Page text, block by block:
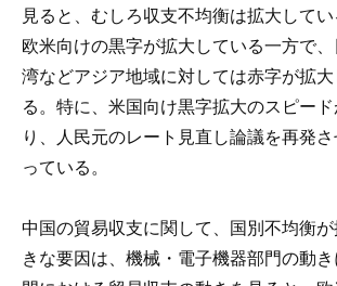
見ると、むしろ収支不均衡は拡大してい
欧米向けの黒字が拡大している一方で
湾などアジア地域に対しては赤字が拡
る。特に、米国向け黒字拡大のスピー
り、人民元のレート見直し論議を再発
っている。
中国の貿易収支に関して、国別不均衡
きな要因は、機械・電子機器部門の動